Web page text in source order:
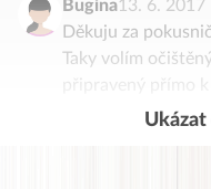
Bugina13. 6. 2017
Děkuju za
Taky volím